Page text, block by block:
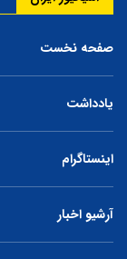
صفحه نخست
یادداشت
اینستاگرام
آرشیو اخبار